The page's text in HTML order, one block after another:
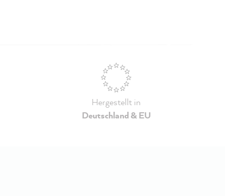
Hergestellt in
Deutschland & EU